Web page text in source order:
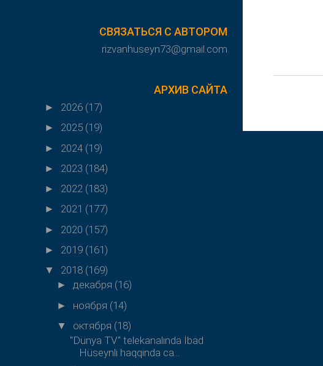
СВЯЗАТЬСЯ С АВТОРОМ
rizvanhuseyn73@gmail.com
АРХИВ САЙТА
► 2026 (17)
► 2025 (19)
► 2024 (19)
► 2023 (184)
► 2022 (183)
► 2021 (177)
► 2020 (157)
► 2019 (161)
▼ 2018 (169)
►декабря (16)
► ноября (14)
▼ октября (18)
"Dünya TV" telekanalında İbad
Hüseynli haqqinda ca...